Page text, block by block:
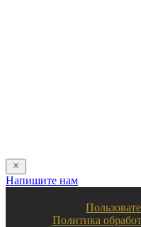
Напишите нам
Политика